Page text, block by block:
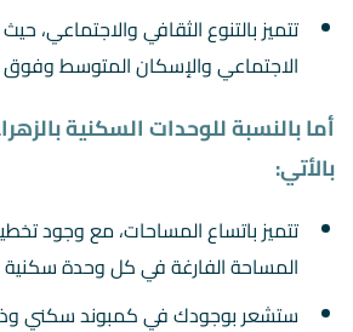
تتميز بالتنوع الثقافي والاجتماعي،
الاجتماعي والإسكان المتوسط وفوق
أما بالنسبة للوحدات السكنية
بالأتي:
تتميز باتساع المساحات، مع وجود
المساحة الفارغة في كل وحدة سكنية
ستشعر بوجودك في كمبوند سكني